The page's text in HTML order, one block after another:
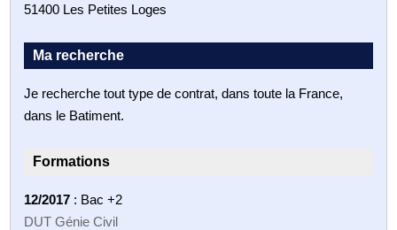
51400 Les Petites Loges
Ma recherche
Je recherche tout type de contrat, dans toute la France,
dans le Batiment.
Formations
12/2017 : Bac +2
DUT Génie Civil